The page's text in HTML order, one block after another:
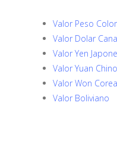
Valor Peso
Valor Dolar
Valor Yen
Valor Yuan Chino
Valor Won
Valor Boliviano